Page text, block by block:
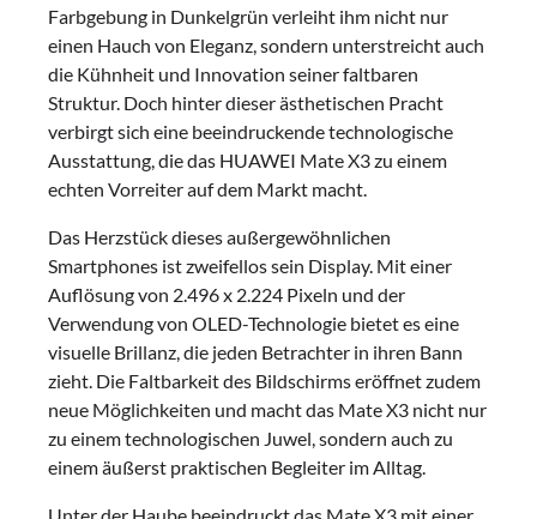
Farbgebung in Dunkelgrün verleiht ihm nicht nur
einen Hauch von Eleganz, sondern unterstreicht auch
die Kühnheit und Innovation seiner faltbaren
Struktur. Doch hinter dieser ästhetischen Pracht
verbirgt sich eine beeindruckende technologische
Ausstattung, die das HUAWEI Mate X3 zu einem
echten Vorreiter auf dem Markt macht.
Das Herzstück dieses außergewöhnlichen
Smartphones ist zweifellos sein Display. Mit einer
Auflösung von 2.496 x 2.224 Pixeln und der
Verwendung von OLED-Technologie bietet es eine
visuelle Brillanz, die jeden Betrachter in ihren Bann
zieht. Die Faltbarkeit des Bildschirms eröffnet zudem
neue Möglichkeiten und macht das Mate X3 nicht nur
zu einem technologischen Juwel, sondern auch zu
einem äußerst praktischen Begleiter im Alltag.
Unter der Haube beeindruckt das Mate X3 mit einer